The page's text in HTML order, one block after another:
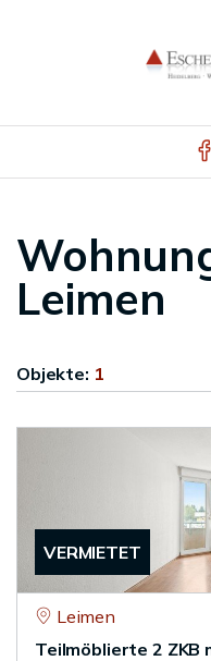
Leimen
Objekte: 1
VERMIETET
Leimen
Teilmöblierte 2 ZKB